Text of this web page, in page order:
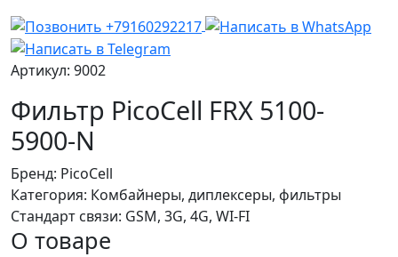
Артикул: 9002
Фильтр PicoCell FRX 5100-
5900-N
Бренд: PicoCell
Категория: Комбайнеры, диплексеры, фильтры
Стандарт связи: GSM, 3G, 4G, WI-FI
О товаре